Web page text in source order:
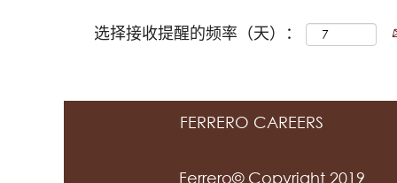
选择接收提醒的频率（天）：
FERRERO CAREERS
Ferrero© Copyright 2019